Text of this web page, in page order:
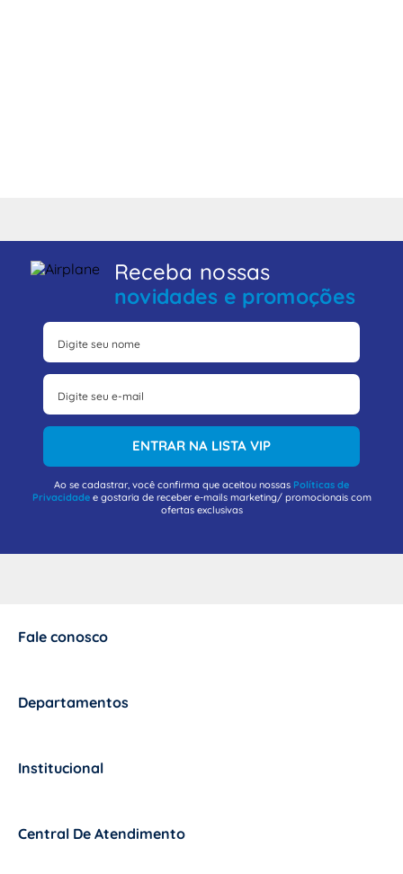
Receba nossas
novidades e promoções
ENTRAR NA LISTA VIP
Ao se cadastrar, você confirma que aceitou nossas Políticas de
Privacidadee gostaria de receber e-mails marketing/ promocionais com
ofertas exclusivas
Fale conosco
Departamentos
Institucional
Central De Atendimento